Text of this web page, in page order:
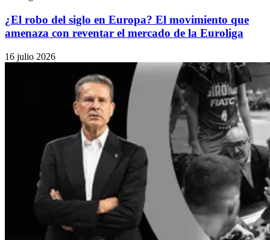
¿El robo del siglo en Europa? El movimiento que
amenaza con reventar el mercado de la Euroliga
16 julio 2026